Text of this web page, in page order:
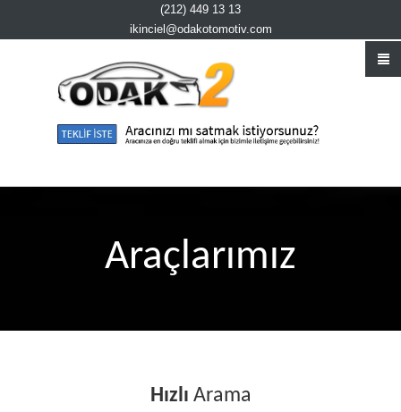
(212) 449 13 13
ikinciel@odakotomotiv.com
Araçlarımız
Hızlı Arama